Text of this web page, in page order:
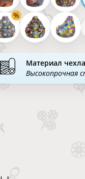
Материал
Высокопрочная